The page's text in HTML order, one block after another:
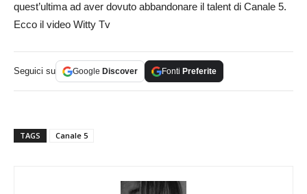
quest’ultima ad aver dovuto abbandonare il talent di Canale 5.
Ecco il video Witty Tv
Seguici su Google Discover Fonti Preferite
TAGS Canale 5